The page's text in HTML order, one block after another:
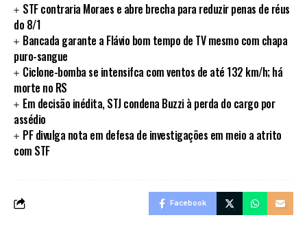
STF contraria Moraes e abre brecha para reduzir penas de réus
do 8/1
Bancada garante a Flávio bom tempo de TV mesmo com chapa
puro-sangue
Ciclone-bomba se intensifca com ventos de até 132 km/h; há
morte no RS
Em decisão inédita, STJ condena Buzzi à perda do cargo por
assédio
PF divulga nota em defesa de investigações em meio a atrito
com STF
Facebook